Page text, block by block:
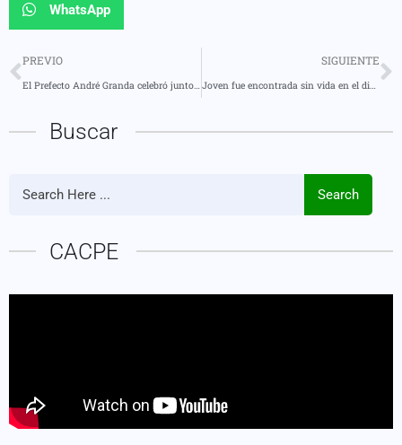
WhatsApp
PREVIO
El Prefecto André Granda celebró junto a la ciudadanía de la parroquia Diez de Agosto una jornada llena de alegría y unión,
SIGUIENTE
Joven fue encontrada sin vida en el dique de las Palmas
Buscar
Search
CACPE